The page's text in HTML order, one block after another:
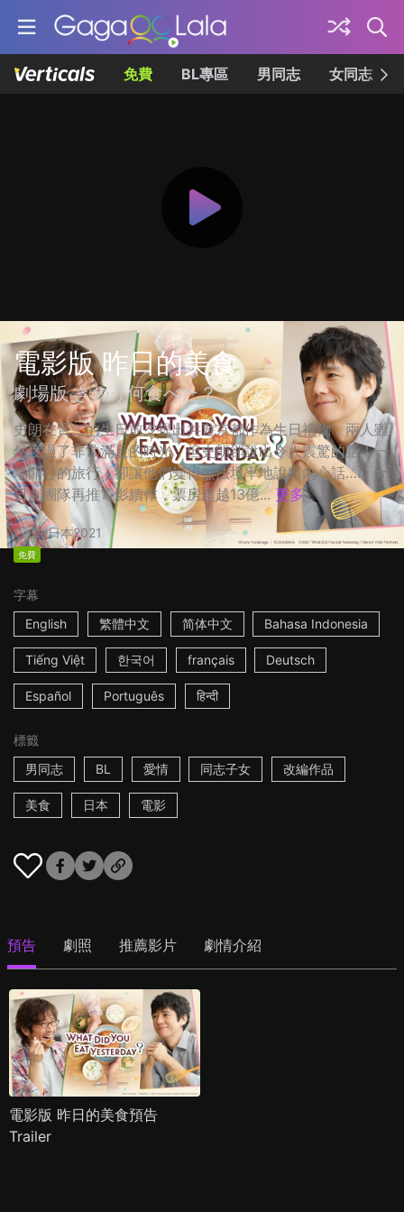
免費 BL專區 男同志 女同志
電影版 昨日的美食
劇場版 きのう何食べた？
史朗在賢二的生日前夕提出共遊京都作為生日禮物，兩人雖
然度過了非常滿足的時光，但史朗卻說出令人震驚的話！一
場開心的旅行，卻讓他們變得無法坦率地說出內心話…… ☆
日劇團隊再推電影續作，票房超越13億... 更多
2h日本2021
免費
字幕
English
繁體中文 简体中文 Bahasa Indonesia
Tiếng Việt 한국어 français Deutsch
Español Português हिन्दी
標籤
男同志
BL 愛情 同志子女 改編作品
美食 日本 電影
預告 劇照 推薦影片 劇情介紹
電影版 昨日的美食預告
Trailer